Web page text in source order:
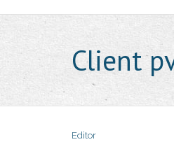
Client
Editor